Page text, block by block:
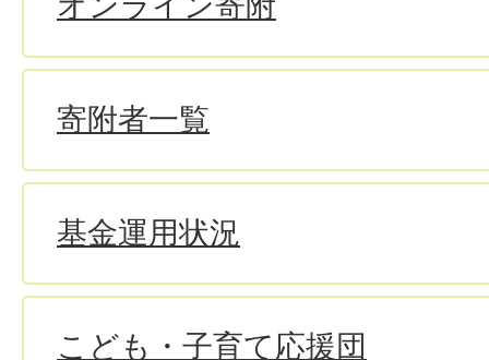
寄附者一覧
基金運用状況
こども・子育て応援団